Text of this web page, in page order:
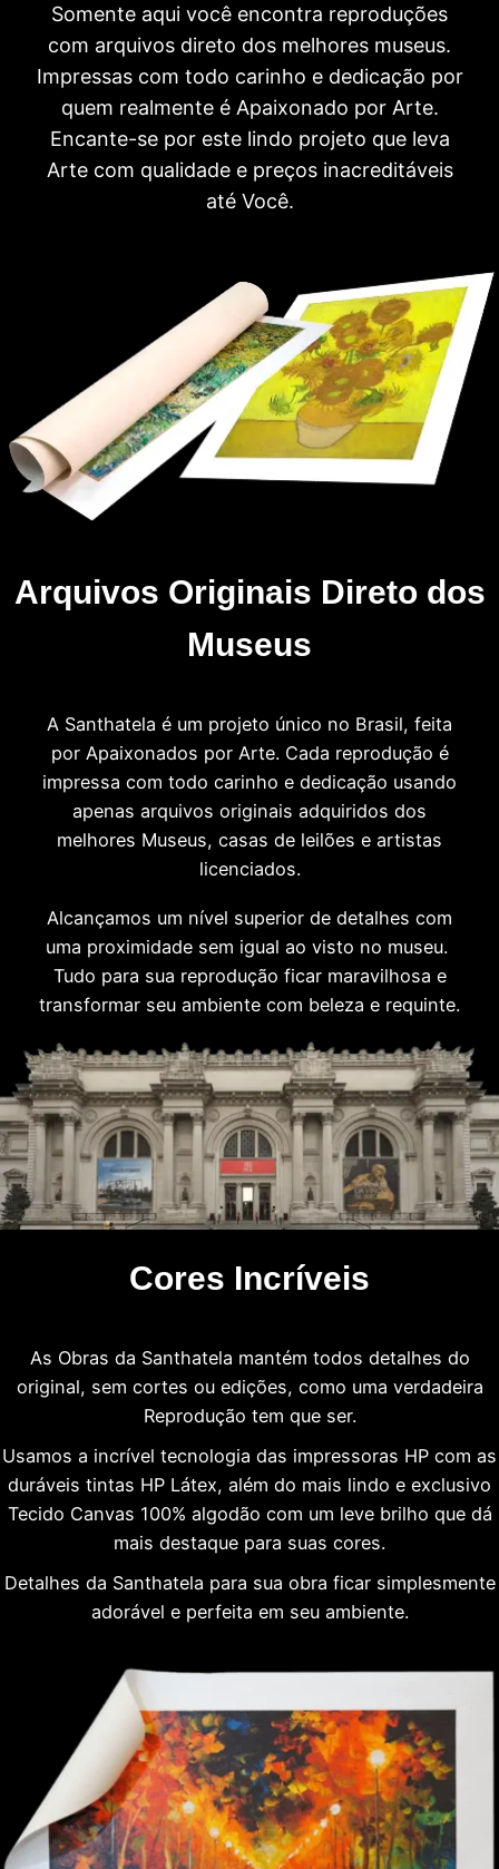
Somente aqui você encontra reproduções
com arquivos direto dos melhores museus.
Impressas com todo carinho e dedicação por
quem realmente é Apaixonado por Arte.
Encante-se por este lindo projeto que leva
Arte com qualidade e preços inacreditáveis
até Você.
Arquivos Originais Direto dos
Museus
A Santhatela é um projeto único no Brasil, feita
por Apaixonados por Arte. Cada reprodução é
impressa com todo carinho e dedicação usando
apenas arquivos originais adquiridos dos
melhores Museus, casas de leilões e artistas
licenciados.
Alcançamos um nível superior de detalhes com
uma proximidade sem igual ao visto no museu.
Tudo para sua reprodução ficar maravilhosa e
transformar seu ambiente com beleza e requinte.
Cores Incríveis
As Obras da Santhatela mantém todos detalhes do
original, sem cortes ou edições, como uma verdadeira
Reprodução tem que ser.
Usamos a incrível tecnologia das impressoras HP com as
duráveis tintas HP Látex, além do mais lindo e exclusivo
Tecido Canvas 100% algodão com um leve brilho que dá
mais destaque para suas cores.
Detalhes da Santhatela para sua obra ficar simplesmente
adorável e perfeita em seu ambiente.